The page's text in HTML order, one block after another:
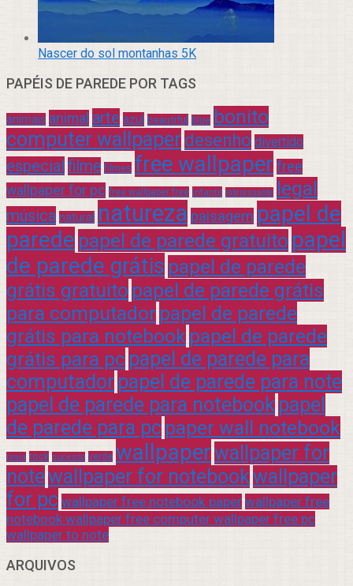
Nascer do sol montanhas 5K
PAPÉIS DE PAREDE POR TAGS
animais animal arte azul beautiful blue bonito
computer wallpaper desenho divertido
especial filme filmes free wallpaper free
wallpaper for pc free wallpaper free infantil interessante legal
música natural natureza paisagem papel de
parede papel de parede gratuito papel
de parede grátis papel de parede
grátis gratuito papel de parede grátis
para computador papel de parede
grátis para notebook papel de parede
grátis para pc papel de parede para
computador papel de parede para note
papel de parede para notebook papel
de parede para pc paper wall notebook
praia rock sucesso verde wallpaperwallpaper for
notewallpaper for notebookwallpaper
for pc wallpaper free notebook paper wallpaper free
notebook wallpaper free computer wallpaper free pc
wallpaper to note
ARQUIVOS